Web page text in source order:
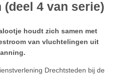
4 van serie)
houdt zich samen met
van vluchtelingen uit
Drechtsteden bij de